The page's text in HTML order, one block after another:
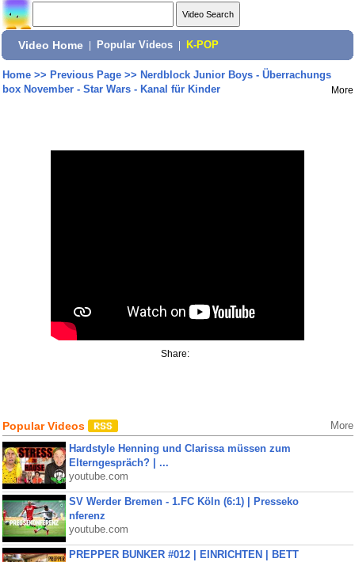
Video Home Popular Videos K-POP
Home>> Previous Page>> Nerdblock Junior Boys - Überrachungs
box November - Star Wars - Kanal für Kinder
More
Share:
Popular Videos More
Hardstyle Henning und Clarissa müssen zum
Elterngespräch? | ...
youtube.com
SV Werder Bremen - 1.FC Köln (6:1) | Presseko
nferenz
youtube.com
PREPPER BUNKER #012 | EINRICHTEN | BETT